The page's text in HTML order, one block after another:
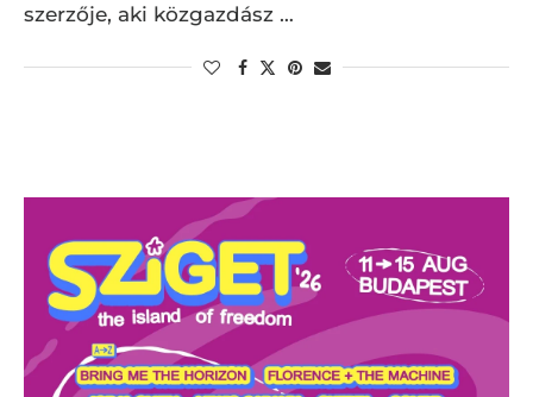
szerzője, aki közgazdász …